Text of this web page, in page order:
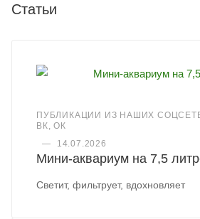
Статьи
ПУБЛИКАЦИИ ИЗ НАШИХ
ВК, ОК
—
14.07.2026
Мини-аквариум на 7,5
Светит, фильтрует, вдохновляет